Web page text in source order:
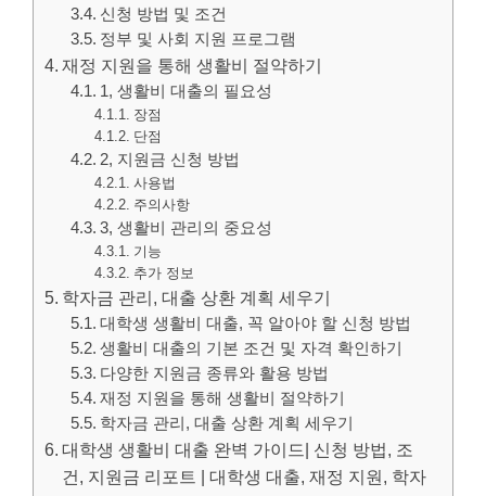
신청 방법 및 조건
정부 및 사회 지원 프로그램
재정 지원을 통해 생활비 절약하기
1, 생활비 대출의 필요성
장점
단점
2, 지원금 신청 방법
사용법
주의사항
3, 생활비 관리의 중요성
기능
추가 정보
학자금 관리, 대출 상환 계획 세우기
대학생 생활비 대출, 꼭 알아야 할 신청 방법
생활비 대출의 기본 조건 및 자격 확인하기
다양한 지원금 종류와 활용 방법
재정 지원을 통해 생활비 절약하기
학자금 관리, 대출 상환 계획 세우기
대학생 생활비 대출 완벽 가이드| 신청 방법, 조
건, 지원금 리포트 | 대학생 대출, 재정 지원, 학자